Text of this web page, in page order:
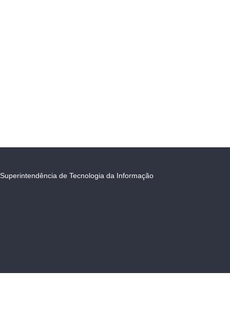
Superintendência de Tecnologia da Informação